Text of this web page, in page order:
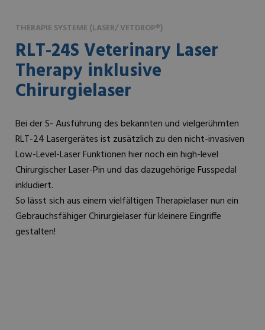
THERAPIE SYSTEME (LASER/ VETDROP®)
RLT-24S Veterinary Laser
Therapy inklusive
Chirurgielaser
Bei der S- Ausführung des bekannten und vielgerühmten
RLT-24 Lasergerätes ist zusätzlich zu den nicht-invasiven
Low-Level-Laser Funktionen hier noch ein high-level
Chirurgischer Laser-Pin und das dazugehörige Fusspedal
inkludiert.
So lässt sich aus einem vielfältigen Therapielaser nun ein
Gebrauchsfähiger Chirurgielaser für kleinere Eingriffe
gestalten!